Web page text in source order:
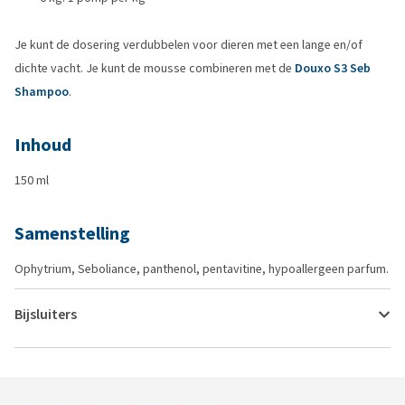
Je kunt de dosering verdubbelen voor dieren met een lange en/of
dichte vacht. Je kunt de mousse combineren met de Douxo S3 Seb
Shampoo.
Inhoud
150 ml
Samenstelling
Ophytrium, Seboliance, panthenol, pentavitine, hypoallergeen parfum.
Bijsluiters